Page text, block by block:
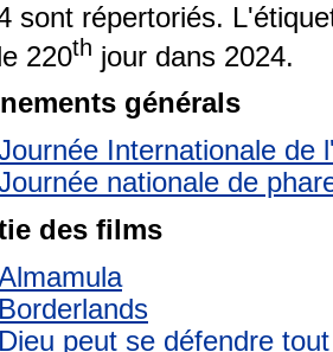
sont répertoriés.
220th jour dans 2024.
générals
Internationale de
nationale de
des films
Borderlands
Dieu peut se défendre